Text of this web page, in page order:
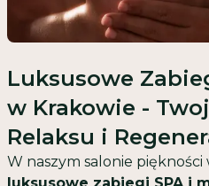
Luksusowe
w Krakowie -
Relaksu i
W naszym salonie